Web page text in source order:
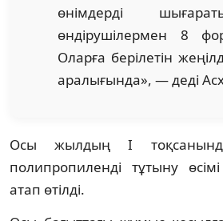
өнімдерді
өндірушілермен 8
Оларға берілетін
аралығында», — деді
Осы жылдың І
полипропиленді тұтыну
атап өтілді.